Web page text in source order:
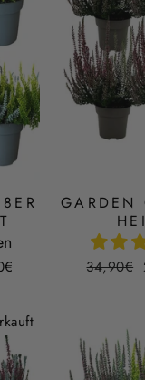
GARDEN
Normaler
34,90€